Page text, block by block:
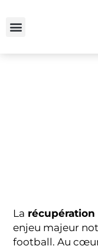
contenu
La
enjeu majeur
football. Au